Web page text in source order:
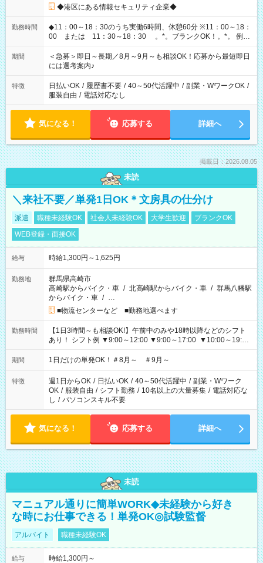
◆港区にある情報セキュリティ企業◆
勤務時間
◆11：00～18：30のうち実働6時間、休憩60分 ※11：00～18：
00 または 11：30～18：30 。*。ブランクOK！。*。 例え
ば前職が、 在宅/財団法人/事務/コールセンター/受付/販売/カフェ
スタッフ スイーツ販売/ホテルフロント/化粧品販売/など 様々な
業界から入社して活躍されています♪
期間
＜急募＞即日～長期／8月～9月～も相談OK！応募から最短即日
には選考案内♪
特徴 日払いOK / 履歴書不要 / 40～50代活躍中 / 副業・WワークOK /
服装自由 / 電話対応なし
気になる！ 応募する 詳細へ
掲載日：2026.08.05
未読
＼来社不要／単発1日OK＊文房具の仕分け
派遣 職種未経験OK 社会人未経験OK 大学生歓迎
ブランクOK
WEB登録・面接OK
給与 時給1,300円～1,625円
勤務地
群馬県高崎市
高崎駅からバイク・車 / 北高崎駅からバイク・車 / 群馬八幡駅
からバイク・車 / …
■物流センターなど ■勤務地選べます
勤務時間
【1日3時間～も相談OK!】午前中のみや18時以降などのシフト
あり！ シフト例 ▼9:00～12:00 ▼9:00～17:00 ▼10:00～19:00
▼18:00～21:00
期間 1日だけの単発OK！＃8月～ ＃9月～
特徴 週1日からOK / 日払いOK / 40～50代活躍中 / 副業・Wワーク
OK / 服装自由 / シフト勤務 / 10名以上の大量募集 / 電話対応な
し / パソコンスキル不要
気になる！ 応募する 詳細へ
未読
マニュアル通りに簡単WORK◆未経験から好き
な時にお仕事できる！単発OK◎試験監督
アルバイト 職種未経験OK
給与
時給1,300円～